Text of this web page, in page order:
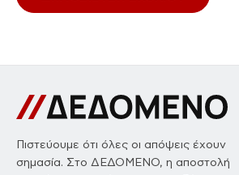
Πιστεύουμε ότι όλες οι απόψεις έχουν
σημασία. Στο ΔΕΔΟΜΕΝΟ, η αποστολή